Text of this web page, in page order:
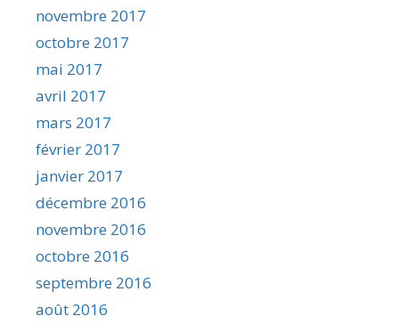
novembre 2017
octobre 2017
mai 2017
avril 2017
mars 2017
février 2017
janvier 2017
décembre 2016
novembre 2016
octobre 2016
septembre 2016
août 2016